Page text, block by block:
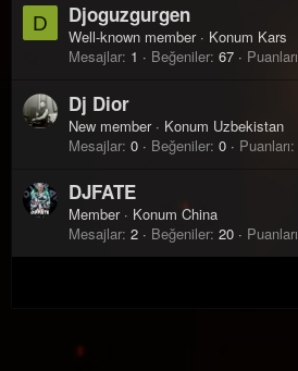
D Djoguzgurgen
Well-known member · Konum Kars
Mesajlar 1 Beğeniler 67 Puanları
Dj Dior
New member · Konum Uzbekistan
Mesajlar 0 Beğeniler 0 Puanları
DJFATE
Member · Konum China
Mesajlar 2 Beğeniler 20 Puanları